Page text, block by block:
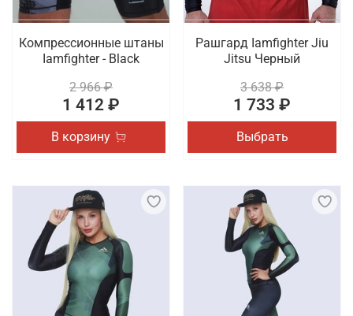
Компрессионные штаны
Iamfighter - Black
2 966 ₽
1 412 ₽
В корзину
Рашгард Iamfighter Jiu
Jitsu Черный
3 638 ₽
1 733 ₽
Выбрать